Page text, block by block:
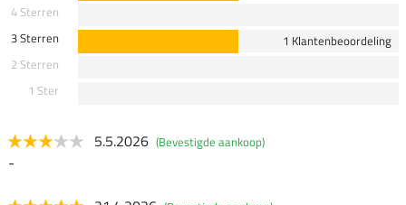
4 Sterren
3 Sterren
1 Klantenbeoordeling
2 Sterren
1 Ster
5.5.2026 (Bevestigde aankoop)
-